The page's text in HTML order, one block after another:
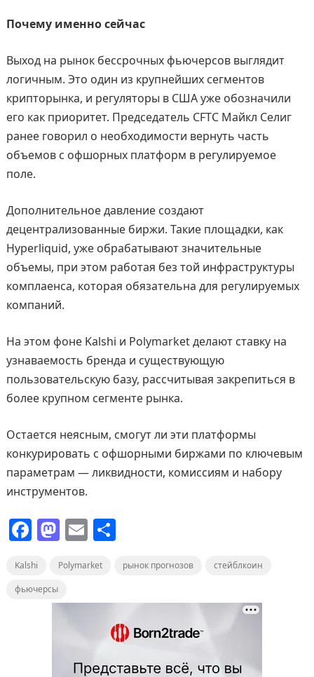
Почему именно сейчас
Выход на рынок бессрочных фьючерсов выглядит
логичным. Это один из крупнейших сегментов
крипторынка, и регуляторы в США уже обозначили
его как приоритет. Председатель CFTC Майкл Селиг
ранее говорил о необходимости вернуть часть
объемов с офшорных платформ в регулируемое
поле.
Дополнительное давление создают
децентрализованные биржи. Такие площадки, как
Hyperliquid, уже обрабатывают значительные
объемы, при этом работая без той инфраструктуры
комплаенса, которая обязательна для регулируемых
компаний.
На этом фоне Kalshi и Polymarket делают ставку на
узнаваемость бренда и существующую
пользовательскую базу, рассчитывая закрепиться в
более крупном сегменте рынка.
Остается неясным, смогут ли эти платформы
конкурировать с офшорными биржами по ключевым
параметрам — ликвидности, комиссиям и набору
инструментов.
F
c
e
M
st
o
d
E
ai
l
О
п
р
а
в
и
Kalshi Polymarket рынок прогнозов
стейблкоин
фьючерсы